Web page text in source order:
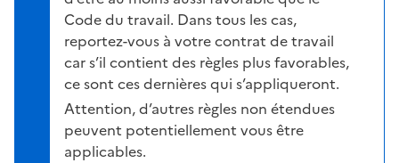
Code du travail. Dans tous les cas,
reportez-vous à votre contrat de travail
car s’il contient des règles plus favorables,
ce sont ces dernières qui s’appliqueront.
Attention, d’autres règles non étendues
peuvent potentiellement vous être
applicables.